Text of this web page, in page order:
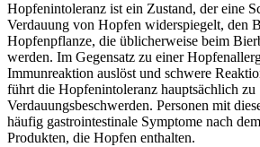
Hopfenintoleranz ist ein Zustand, der eine
Verdauung von Hopfen widerspiegelt, den
Hopfenpflanze, die üblicherweise beim
werden. Im Gegensatz zu einer
Immunreaktion auslöst und schwere
führt die Hopfenintoleranz hauptsächlich zu
Verdauungsbeschwerden. Personen mit
häufig gastrointestinale Symptome nach
Produkten, die Hopfen enthalten.